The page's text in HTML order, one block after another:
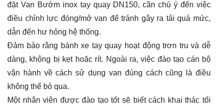
đặt Van Bướm inox tay quay DN150, cần chú ý đến việc
điều chỉnh lực đóng/mở van để tránh gây ra tải quá mức,
dẫn đến hư hỏng hệ thống.
Đảm bảo rằng bánh xe tay quay hoạt động trơn tru và dễ
dàng, không bị kẹt hoặc rít. Ngoài ra, việc đào tạo cán bộ
vận hành về cách sử dụng van đúng cách cũng là điều
không thể bỏ qua.
Một nhân viên được đào tạo tốt sẽ biết cách khai thác tối